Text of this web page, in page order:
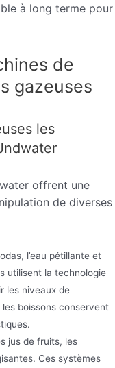
à long terme pour
de
gazeuses
les
offrent une
de diverses
l’eau pétillante et
utilisent la technologie
les niveaux de
boissons conservent
jus de fruits, les
Ces systèmes